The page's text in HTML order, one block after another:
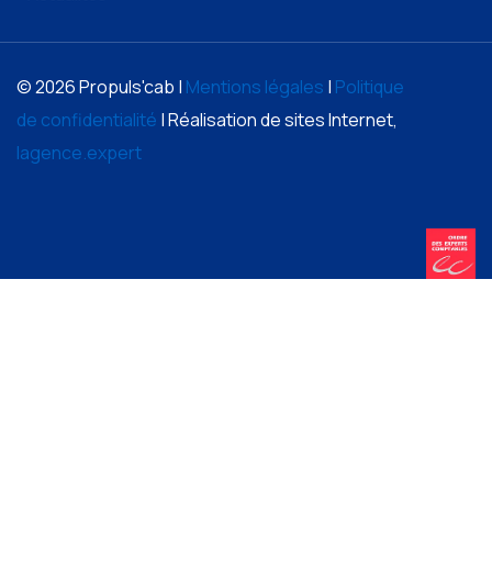
© 2026 Propuls'cab | Mentions légales | Politique
de confidentialité | Réalisation de sites Internet,
lagence.expert